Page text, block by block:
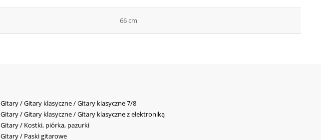
66 cm
Gitary / Gitary klasyczne / Gitary klasyczne 7/8
Gitary / Gitary klasyczne / Gitary klasyczne z elektroniką
Gitary / Kostki, piórka, pazurki
Gitary / Paski gitarowe